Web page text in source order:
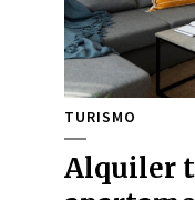
TURISMO
Alquiler